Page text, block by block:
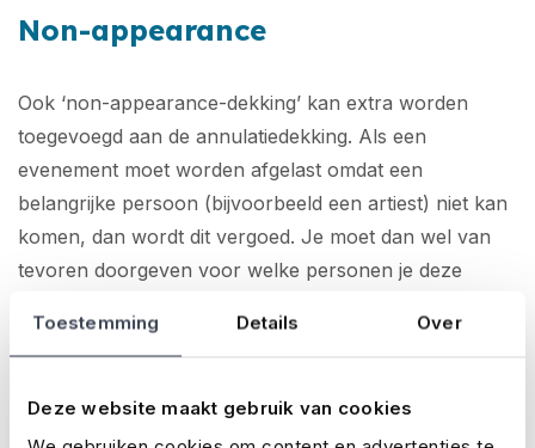
Toestemming Details Over
Deze website maakt gebruik van cookies
Non-appearance
Ook ‘non-appearance-dekking’ kan extra worden
toegevoegd aan de annulatiedekking. Als een
evenement moet worden afgelast omdat een
belangrijke persoon (bijvoorbeeld een artiest) niet kan
komen, dan wordt dit vergoed. Je moet dan wel van
tevoren doorgeven voor welke personen je deze
Materiaal
Bij het organiseren van een evenement maak je vaak